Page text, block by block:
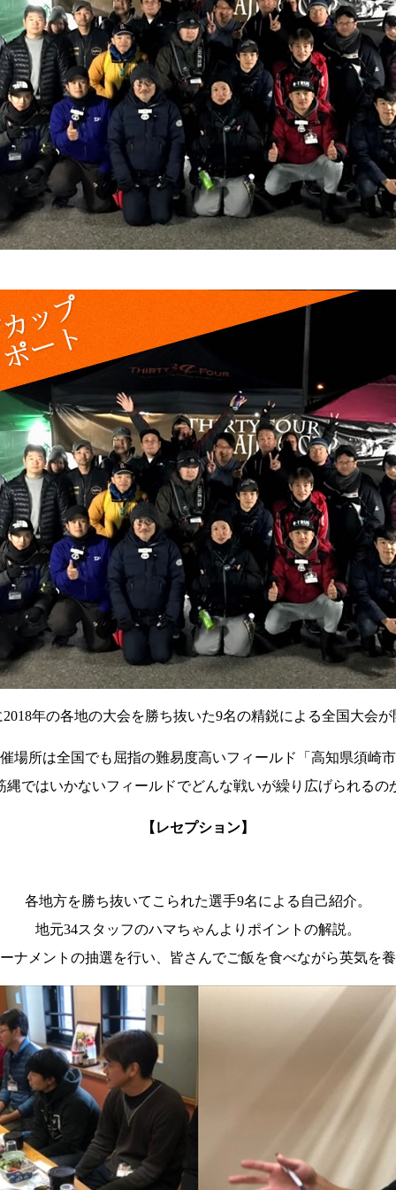
2018年の各地の大会を勝ち抜いた9名の精鋭による全国大会
場所は全国でも屈指の難易度高いフィールド「高知県須崎
縄ではいかないフィールドでどんな戦いが繰り広げられるの
【レセプション】
各地方を勝ち抜いてこられた選手9名による自己紹介。
地元34スタッフのハマちゃんよりポイントの解説。
ナメントの抽選を行い、皆さんでご飯を食べながら英気を